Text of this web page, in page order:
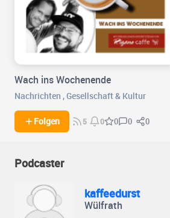
Wach ins Wochenende
Nachrichten ,Gesellschaft & Kultur
Folgen 5 0 0 0 0
Podcaster
kaffeedurst
Wülfrath